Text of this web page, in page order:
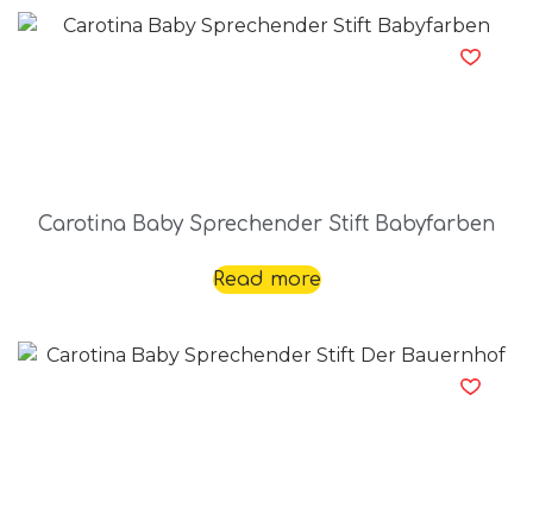
Carotina Baby Sprechender Stift Babyfarben
Read more